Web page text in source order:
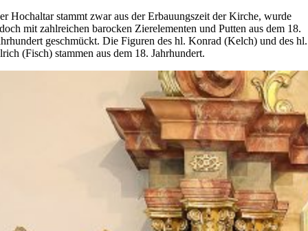
Hochaltar stammt zwar aus der Erbauungszeit der Kirche, wurde
mit zahlreichen barocken Zierelementen und Putten aus dem 18.
geschmückt. Die Figuren des hl. Konrad (Kelch) und des hl.
(Fisch) stammen aus dem 18. Jahrhundert.